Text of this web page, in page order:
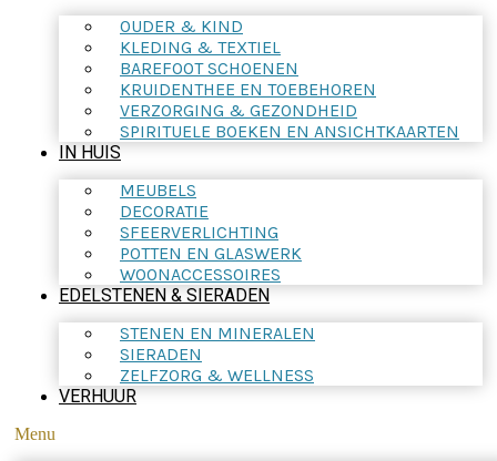
OUDER & KIND
KLEDING & TEXTIEL
BAREFOOT SCHOENEN
KRUIDENTHEE EN TOEBEHOREN
VERZORGING & GEZONDHEID
SPIRITUELE BOEKEN EN ANSICHTKAARTEN
IN HUIS
MEUBELS
DECORATIE
SFEERVERLICHTING
POTTEN EN GLASWERK
WOONACCESSOIRES
EDELSTENEN & SIERADEN
STENEN EN MINERALEN
SIERADEN
ZELFZORG & WELLNESS
VERHUUR
Menu